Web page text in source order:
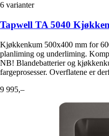
6 varianter
Tapwell TA 5040
Kjøkkenkum 500x400 mm for
planliming og underliming.
NB! Blandebatterier og
fargeprosesser. Overflatene er
9 995,–